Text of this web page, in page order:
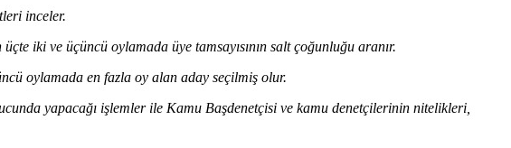
inceler.
iki ve üçüncü oylamada üye tamsayısının salt çoğunluğu aranır.
oylamada en fazla oy alan aday seçilmiş olur.
yapacağı işlemler ile Kamu Başdenetçisi ve kamu denetçilerinin nitelikleri,